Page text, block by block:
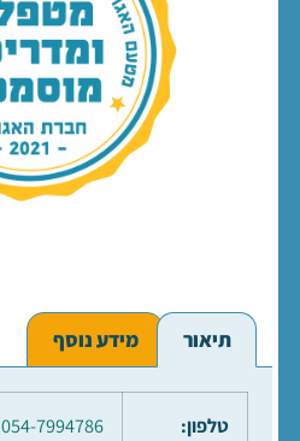
תיאור מידע נוסף
טלפון: 054-7994786